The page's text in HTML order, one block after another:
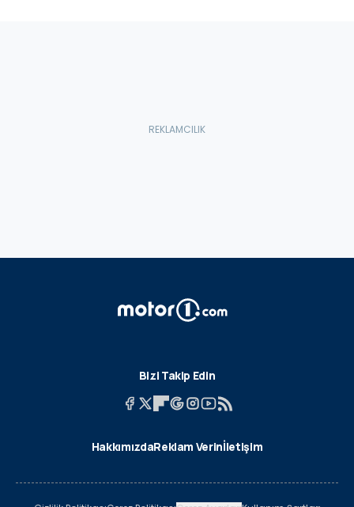
Bizi Takip Edin
HakkımızdaReklam Verinİletişim